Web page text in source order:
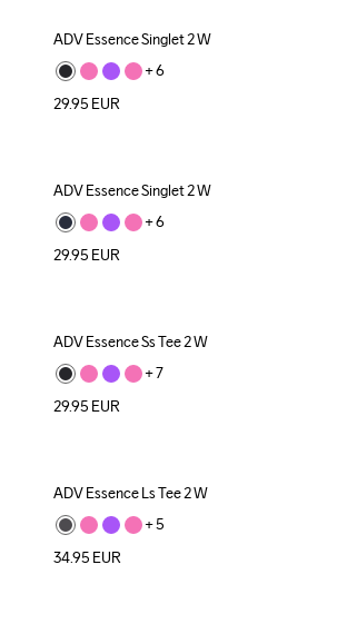
ADV Essence Singlet 2 W
+ 6
29.95 EUR
ADV Essence Singlet 2 W
+ 6
29.95 EUR
ADV Essence Ss Tee 2 W
+ 7
29.95 EUR
ADV Essence Ls Tee 2 W
+ 5
34.95 EUR